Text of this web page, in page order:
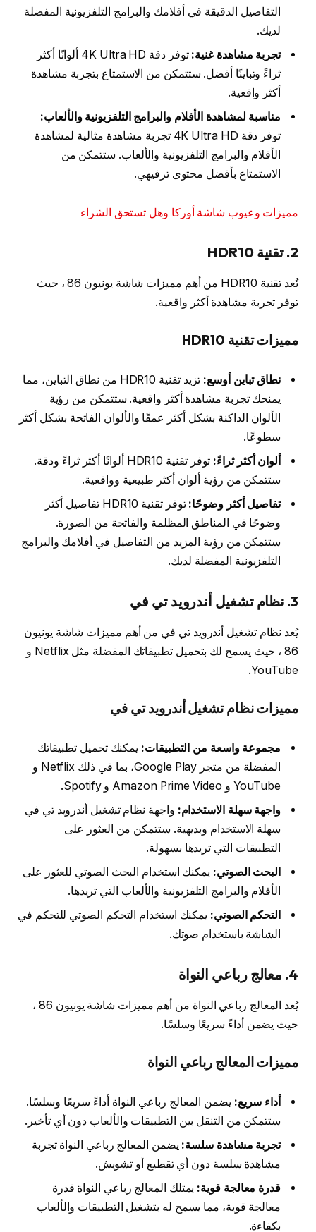
التفاصيل الدقيقة في أفلامك والبرامج التلفزيونية المفضلة
لديك.
تجربة مشاهدة غنية:
توفر دقة 4K Ultra HD ألوانًا أكثر
ثراءً وتباينًا أفضل. ستتمكن من الاستمتاع بتجربة مشاهدة
أكثر واقعية.
مناسبة لمشاهدة الأفلام والبرامج التلفزيونية والألعاب:
توفر دقة 4K Ultra HD تجربة مشاهدة مثالية لمشاهدة
الأفلام والبرامج التلفزيونية والألعاب. ستتمكن من
الاستمتاع بأفضل محتوى ترفيهي.
مميزات وعيوب شاشة أوركا وهل تستحق الشراء
2. تقنية HDR10
تُعد تقنية HDR10 من أهم مميزات شاشة يونيون 86 ، حيث
توفر تجربة مشاهدة أكثر واقعية.
مميزات تقنية HDR10
نطاق تباين أوسع:
تزيد تقنية HDR10 من نطاق التباين، مما
يمنحك تجربة مشاهدة أكثر واقعية. ستتمكن من رؤية
الألوان الداكنة بشكل أكثر عمقًا والألوان الفاتحة بشكل أكثر
سطوعًا.
ألوان أكثر ثراءً:
توفر تقنية HDR10 ألوانًا أكثر ثراءً ودقة.
ستتمكن من رؤية ألوان أكثر طبيعية وواقعية.
تفاصيل أكثر وضوحًا:
توفر تقنية HDR10 تفاصيل أكثر
وضوحًا في المناطق المظلمة والفاتحة من الصورة.
ستتمكن من رؤية المزيد من التفاصيل في أفلامك والبرامج
التلفزيونية المفضلة لديك.
3. نظام تشغيل أندرويد تي في
يُعد نظام تشغيل أندرويد تي في من أهم مميزات شاشة يونيون
86 ، حيث يسمح لك بتحميل تطبيقاتك المفضلة مثل Netflix و
YouTube.
مميزات نظام تشغيل أندرويد تي في
مجموعة واسعة من التطبيقات: يمكنك تحميل تطبيقاتك
المفضلة من متجر Google Play، بما في ذلك Netflix و
YouTube و Amazon Prime Video و Spotify.
واجهة سهلة الاستخدام: واجهة نظام تشغيل أندرويد تي في
سهلة الاستخدام وبديهية. ستتمكن من العثور على
التطبيقات التي تريدها بسهولة.
البحث الصوتي: يمكنك استخدام البحث الصوتي للعثور على
الأفلام والبرامج التلفزيونية والألعاب التي تريدها.
التحكم الصوتي: يمكنك استخدام التحكم الصوتي للتحكم في
الشاشة باستخدام صوتك.
4. معالج رباعي النواة
يُعد المعالج رباعي النواة من أهم مميزات شاشة يونيون 86 ،
حيث يضمن أداءً سريعًا وسلسًا.
مميزات المعالج رباعي النواة
أداء سريع: يضمن المعالج رباعي النواة أداءً سريعًا وسلسًا.
ستتمكن من التنقل بين التطبيقات والألعاب دون أي تأخير.
تجربة مشاهدة سلسة: يضمن المعالج رباعي النواة تجربة
مشاهدة سلسة دون أي تقطيع أو تشويش.
قدرة معالجة قوية: يمتلك المعالج رباعي النواة قدرة
معالجة قوية، مما يسمح له بتشغيل التطبيقات والألعاب
بكفاءة.